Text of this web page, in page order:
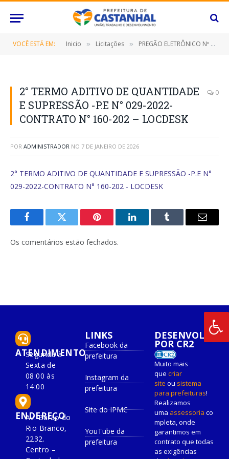
VOCÊ ESTÁ EM: Inicio » Licitações » PREGÃO ELETRÔNICO Nº 029/2022-SRP (FORNECIMENTO DE SOLUÇÃO DE OUTSOURCING DE TECNOLOGIA DA INFORMAÇÃO/TI)
2° TERMO ADITIVO DE QUANTIDADE
E SUPRESSÃO -P.E N° 029-2022-
CONTRATO N° 160-202 – LOCDESK
0
POR ADMINISTRADOR NO 7 DE JANEIRO DE 2026
2° TERMO ADITIVO DE QUANTIDADE E SUPRESSÃO -P.E N°
029-2022-CONTRATO N° 160-202 - LOCDESK
FacebookTwitter Pinterest O
Tumblr
E-
Os comentários estão fechados.
ATENDIMENTO
Segunda à
Sexta de
08:00 às
14:00
ENDEREÇO
Av. Barão do
Rio Branco,
2232.
Centro –
LINKS
Facebook da
prefeitura
Instagram da
prefeitura
Site do IPMC
YouTube da
prefeitura
DESENVOLVIDO
POR CR2
Muito mais
que criar
site ou sistema
para prefeituras!
Realizamos
uma assessoria co
mpleta, onde
garantimos em
contrato que todas
as exigências